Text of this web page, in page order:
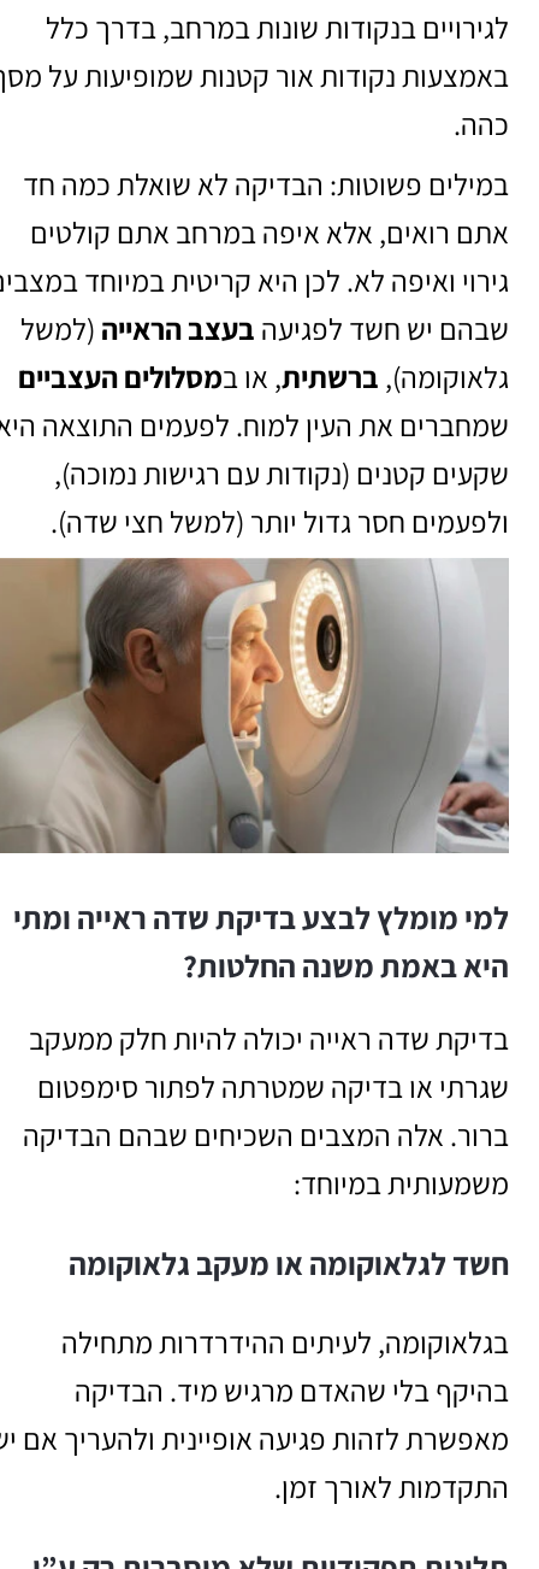
לגירויים בנקודות שונות במרחב, בדרך כלל
באמצעות נקודות אור קטנות שמופיעות על
כהה.
במילים פשוטות: הבדיקה לא שואלת כמה חד
אתם רואים, אלא איפה במרחב אתם קולטים
גירוי ואיפה לא. לכן היא קריטית במיוחד
שבהם יש חשד לפגיעה בעצב הראייה (למשל
גלאוקומה), ברשתית, או במסלולים העצביים
שמחברים את העין למוח. לפעמים התוצאה
שקעים קטנים (נקודות עם רגישות נמוכה),
ולפעמים חסר גדול יותר (למשל חצי שדה).
למי מומלץ לבצע בדיקת שדה ראייה ומתי
היא באמת משנה החלטות?
בדיקת שדה ראייה יכולה להיות חלק ממעקב
שגרתי או בדיקה שמטרתה לפתור סימפטום
ברור. אלה המצבים השכיחים שבהם הבדיקה
משמעותית במיוחד:
חשד לגלאוקומה או מעקב גלאוקומה
בגלאוקומה, לעיתים ההידרדרות מתחילה
בהיקף בלי שהאדם מרגיש מיד. הבדיקה
מאפשרת לזהות פגיעה אופיינית ולהעריך אם
התקדמות לאורך זמן.